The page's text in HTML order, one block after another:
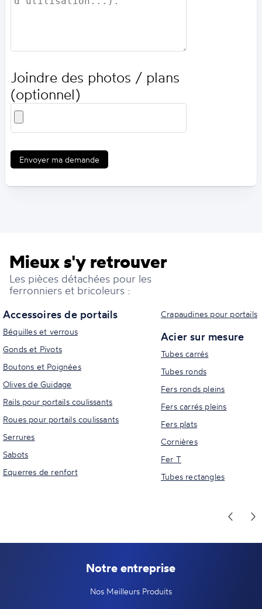
Joindre des photos / plans
(optionnel)
Envoyer ma demande
Mieux s'y retrouver
Les pièces détachées pour les
ferronniers et bricoleurs :
Accessoires de portails
Béquilles et verrous
Gonds et Pivots
Boutons et Poignées
Olives de Guidage
Rails pour portails coulissants
Roues pour portails coulissants
Serrures
Sabots
Equerres de renfort
Crapaudines pour portails
Acier sur mesure
Tubes carrés
Tubes ronds
Fers ronds pleins
Fers carrés pleins
Fers plats
Cornières
Fer T
Tubes rectangles
Notre entreprise
Nos Meilleurs Produits